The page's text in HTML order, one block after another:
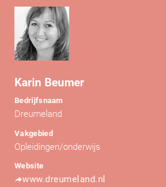
Karin Beumer
Bedrijfsnaam
Dreumeland
Vakgebied
Opleidingen/onderwijs
Website
www.dreumeland.nl